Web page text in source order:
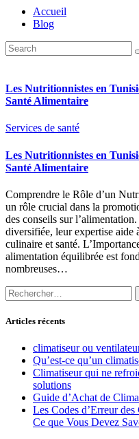
Accueil
Blog
Les Nutritionnistes en
Santé Alimentaire
Services de santé
Les Nutritionnistes en
Santé Alimentaire
Comprendre le Rôle d’un
un rôle crucial dans la
des conseils sur
diversifiée, leur expertise
culinaire et santé.
alimentation équilibrée est
nombreuses…
Rechercher :
Articles récents
climatiseur ou
Qu’est-ce qu’un
Climatiseur qui ne
solutions
Guide d’Achat de
Les Codes d’Erreur
Ce que Vous Devez